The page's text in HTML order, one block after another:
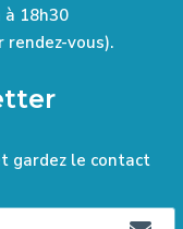
à 18h30
rendez-vous).
gardez le contact